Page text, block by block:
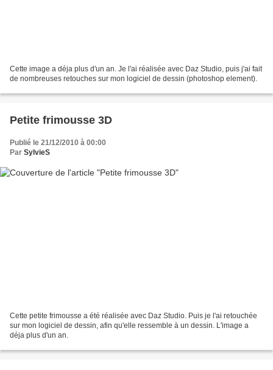
Cette image a déja plus d'un an. Je l'ai réalisée avec Daz Studio, puis j'ai fait
de nombreuses retouches sur mon logiciel de dessin (photoshop element).
Petite frimousse 3D
Publié le 21/12/2010 à 00:00
Par SylvieS
Cette petite frimousse a été réalisée avec Daz Studio. Puis je l'ai retouchée
sur mon logiciel de dessin, afin qu'elle ressemble à un dessin. L'image a
déja plus d'un an.